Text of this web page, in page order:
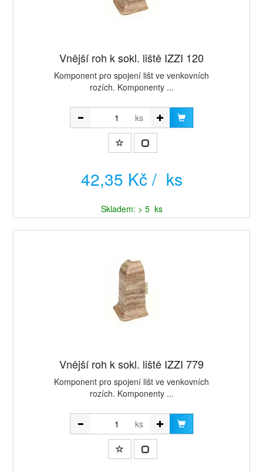
Vnější roh k sokl. liště IZZI 120
Komponent pro spojení lišt ve venkovních
rozích. Komponenty ...
ks
42,35 Kč / ks
Skladem: > 5 ks
Vnější roh k sokl. liště IZZI 779
Komponent pro spojení lišt ve venkovních
rozích. Komponenty ...
ks